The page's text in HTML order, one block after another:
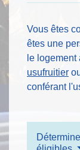
Vous êtes
êtes une
le
usufruitier
conférant